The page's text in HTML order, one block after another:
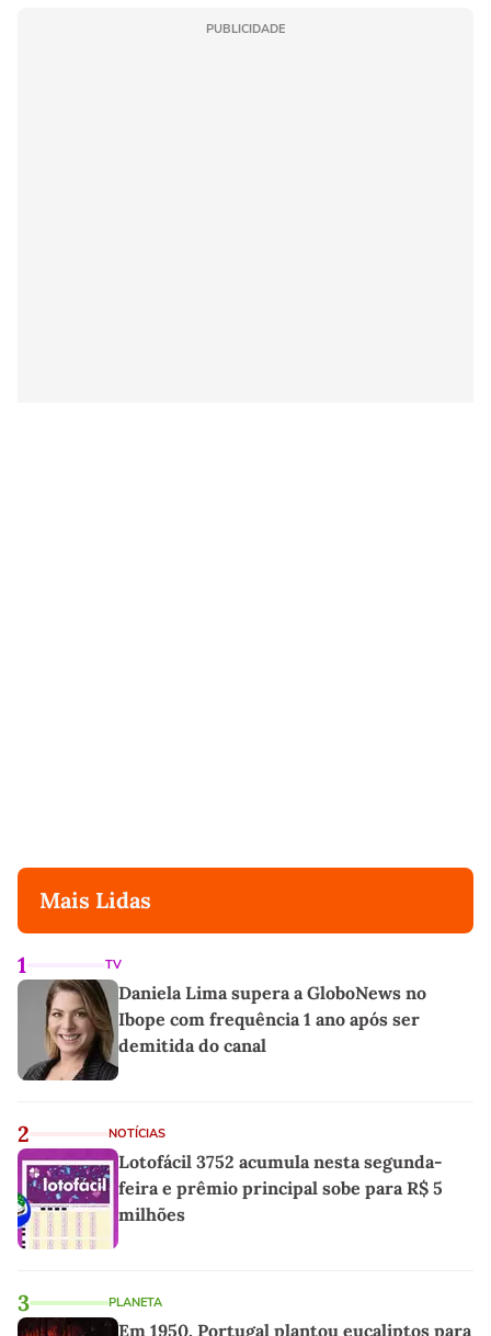
PUBLICIDADE
Mais Lidas
1 TV
Daniela Lima supera a GloboNews no
Ibope com frequência 1 ano após ser
demitida do canal
2 NOTÍCIAS
Lotofácil 3752 acumula nesta segunda-
feira e prêmio principal sobe para R$ 5
milhões
3 PLANETA
Em 1950, Portugal plantou eucaliptos para